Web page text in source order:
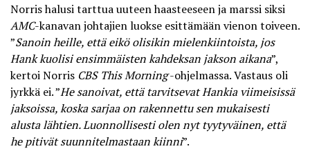
Norris halusi tarttua uuteen haasteeseen ja marssi siksi
AMC-kanavan johtajien luokse esittämään vienon toiveen.
”Sanoin heille, että eikö olisikin mielenkiintoista, jos
Hank kuolisi ensimmäisten kahdeksan jakson aikana”,
kertoi Norris CBS This Morning-ohjelmassa. Vastaus oli
jyrkkä ei. ”He sanoivat, että tarvitsevat Hankia viimeisissä
jaksoissa, koska sarjaa on rakennettu sen mukaisesti
alusta lähtien. Luonnollisesti olen nyt tyytyväinen, että
he pitivät suunnitelmastaan kiinni”.